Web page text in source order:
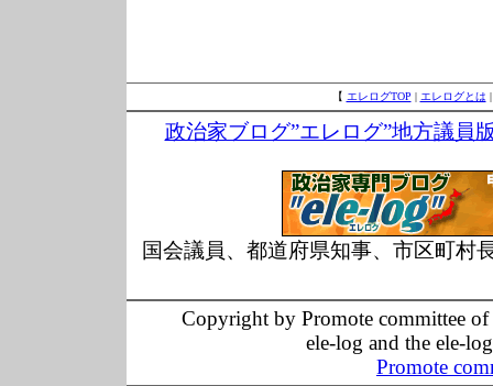
【 エレログTOP | エレログとは
政治家ブログ”エレログ”地方議員
国会議員、都道府県知事、市区町村
Copyright by Promote committee
ele-log and the ele-
Promote